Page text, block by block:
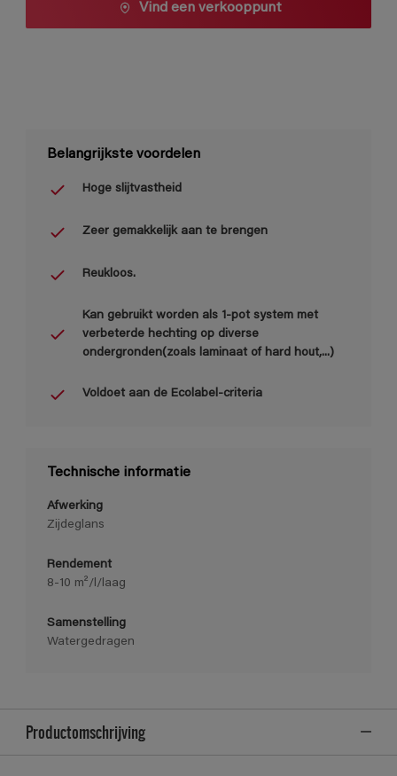
Vind een verkooppunt
Belangrijkste voordelen
Hoge slijtvastheid
Zeer gemakkelijk aan te brengen
Reukloos.
Kan gebruikt worden als 1-pot system met
verbeterde hechting op diverse
ondergronden(zoals laminaat of hard hout,...)
Voldoet aan de Ecolabel-criteria
Technische informatie
Afwerking
Zijdeglans
Rendement
8-10 m²/l/laag
Samenstelling
Watergedragen
Productomschrijving